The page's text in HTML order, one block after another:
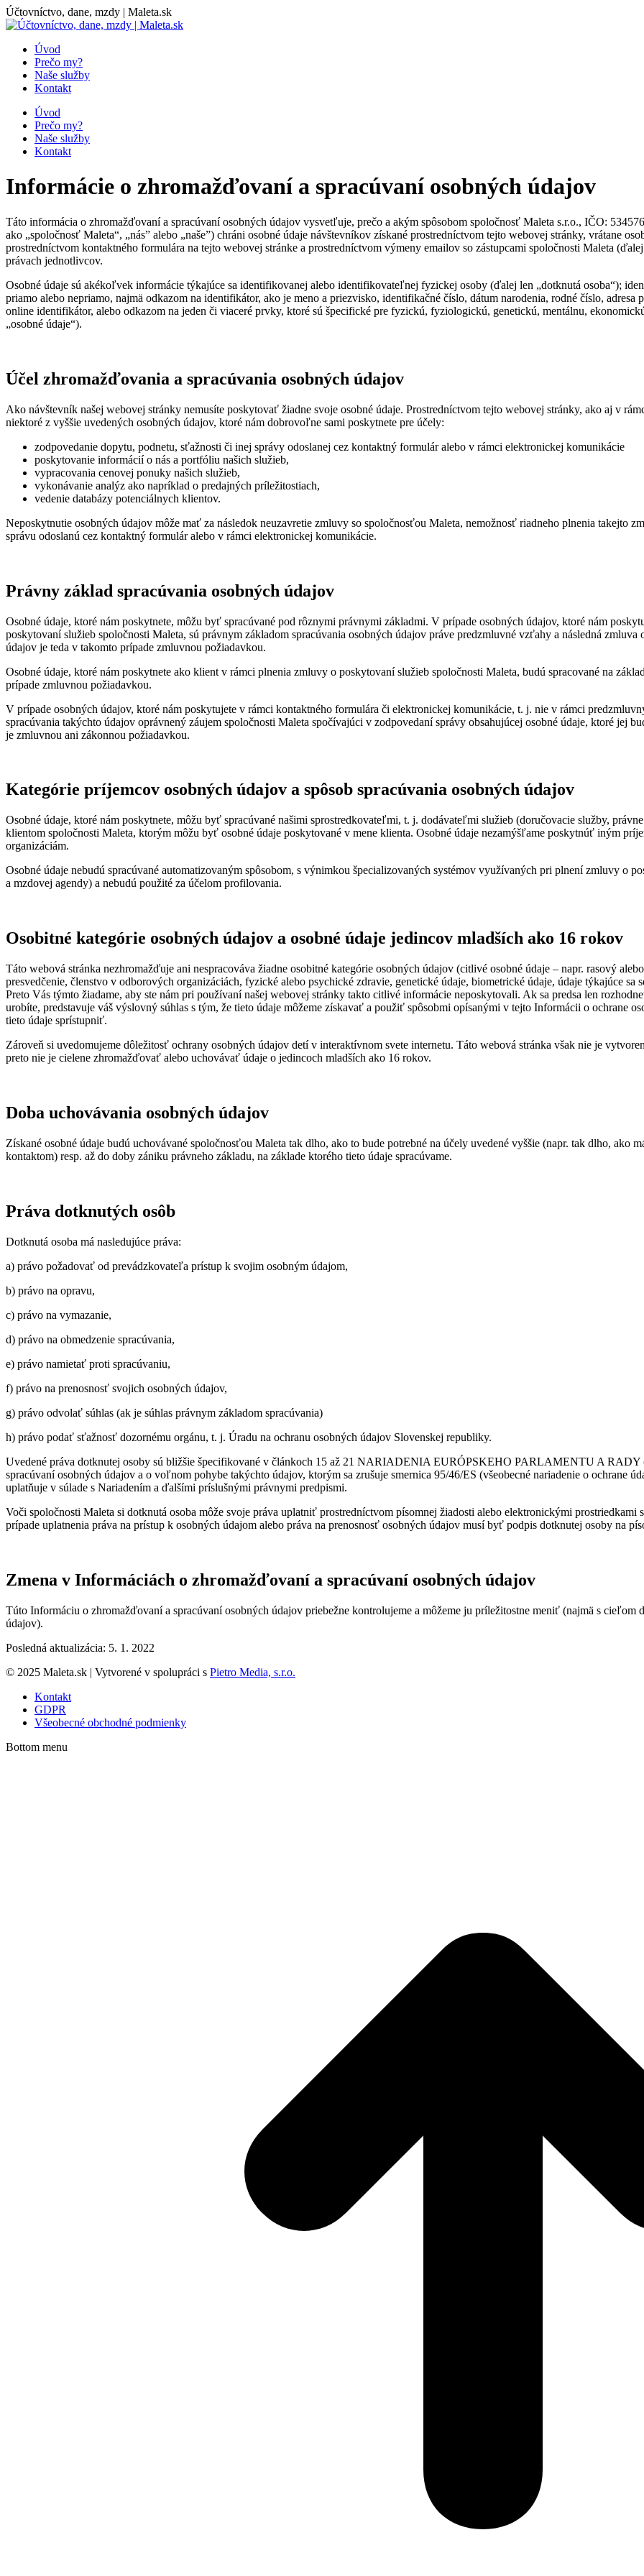
Skip
to
Účtovníctvo, dane, mzdy | Maleta.sk
Úvod
Prečo my?
Naše služby
Kontakt
Úvod
Prečo my?
Naše služby
Kontakt
Informácie o zhromažďovaní a spracúvaní osobných údajov
Táto informácia o zhromažďovaní a spracúvaní osobných údajov vysvetľuje, prečo a akým spôsobom spoločnosť Maleta s.r.o., IČO:
ako „spoločnosť Maleta“, „nás” alebo „naše”) chráni osobné údaje návštevníkov získané prostredníctvom tejto webovej stránky, vrátane
prostredníctvom kontaktného formulára na tejto webovej stránke a prostredníctvom výmeny emailov so zástupcami spoločnosti Maleta
právach jednotlivcov.
Osobné údaje sú akékoľvek informácie týkajúce sa identifikovanej alebo identifikovateľnej fyzickej osoby (ďalej len „dotknutá osoba“);
priamo alebo nepriamo, najmä odkazom na identifikátor, ako je meno a priezvisko, identifikačné číslo, dátum narodenia, rodné číslo,
online identifikátor, alebo odkazom na jeden či viaceré prvky, ktoré sú špecifické pre fyzickú, fyziologickú, genetickú, mentálnu,
„osobné údaje“).
Účel zhromažďovania a spracúvania osobných údajov
Ako návštevník našej webovej stránky nemusíte poskytovať žiadne svoje osobné údaje. Prostredníctvom tejto webovej stránky, ako aj v
niektoré z vyššie uvedených osobných údajov, ktoré nám dobrovoľne sami poskytnete pre účely:
zodpovedanie dopytu, podnetu, sťažnosti či inej správy odoslanej cez kontaktný formulár alebo v rámci elektronickej komunikácie
poskytovanie informácií o nás a portfóliu našich služieb,
vypracovania cenovej ponuky našich služieb,
vykonávanie analýz ako napríklad o predajných príležitostiach,
vedenie databázy potenciálnych klientov.
Neposkytnutie osobných údajov môže mať za následok neuzavretie zmluvy so spoločnosťou Maleta, nemožnosť riadneho plnenia takejto
správu odoslanú cez kontaktný formulár alebo v rámci elektronickej komunikácie.
Právny základ spracúvania osobných údajov
Osobné údaje, ktoré nám poskytnete, môžu byť spracúvané pod rôznymi právnymi základmi. V prípade osobných údajov, ktoré nám
poskytovaní služieb spoločnosti Maleta, sú právnym základom spracúvania osobných údajov práve predzmluvné vzťahy a následná
údajov je teda v takomto prípade zmluvnou požiadavkou.
Osobné údaje, ktoré nám poskytnete ako klient v rámci plnenia zmluvy o poskytovaní služieb spoločnosti Maleta, budú spracované na
prípade zmluvnou požiadavkou.
V prípade osobných údajov, ktoré nám poskytujete v rámci kontaktného formulára či elektronickej komunikácie, t. j. nie v rámci
spracúvania takýchto údajov oprávnený záujem spoločnosti Maleta spočívajúci v zodpovedaní správy obsahujúcej osobné údaje, ktoré jej
je zmluvnou ani zákonnou požiadavkou.
Kategórie príjemcov osobných údajov a spôsob spracúvania osobných údajov
Osobné údaje, ktoré nám poskytnete, môžu byť spracúvané našimi sprostredkovateľmi, t. j. dodávateľmi služieb (doručovacie služby,
klientom spoločnosti Maleta, ktorým môžu byť osobné údaje poskytované v mene klienta. Osobné údaje nezamýšľame poskytnúť iným
organizáciám.
Osobné údaje nebudú spracúvané automatizovaným spôsobom, s výnimkou špecializovaných systémov využívaných pri plnení zmluvy o
a mzdovej agendy) a nebudú použité za účelom profilovania.
Osobitné kategórie osobných údajov a osobné údaje jedincov mladších ako 16 rokov
Táto webová stránka nezhromažďuje ani nespracováva žiadne osobitné kategórie osobných údajov (citlivé osobné údaje – napr. rasový
presvedčenie, členstvo v odborových organizáciách, fyzické alebo psychické zdravie, genetické údaje, biometrické údaje, údaje týkajúce sa
Preto Vás týmto žiadame, aby ste nám pri používaní našej webovej stránky takto citlivé informácie neposkytovali. Ak sa predsa len
urobíte, predstavuje váš výslovný súhlas s tým, že tieto údaje môžeme získavať a použiť spôsobmi opísanými v tejto Informácii o ochrane
tieto údaje sprístupniť.
Zároveň si uvedomujeme dôležitosť ochrany osobných údajov detí v interaktívnom svete internetu. Táto webová stránka však nie je
preto nie je cielene zhromažďovať alebo uchovávať údaje o jedincoch mladších ako 16 rokov.
Doba uchovávania osobných údajov
Získané osobné údaje budú uchovávané spoločnosťou Maleta tak dlho, ako to bude potrebné na účely uvedené vyššie (napr. tak dlho, ako
kontaktom) resp. až do doby zániku právneho základu, na základe ktorého tieto údaje spracúvame.
Práva dotknutých osôb
Dotknutá osoba má nasledujúce práva:
a) právo požadovať od prevádzkovateľa prístup k svojim osobným údajom,
b) právo na opravu,
c) právo na vymazanie,
d) právo na obmedzenie spracúvania,
e) právo namietať proti spracúvaniu,
f) právo na prenosnosť svojich osobných údajov,
g) právo odvolať súhlas (ak je súhlas právnym základom spracúvania)
h) právo podať sťažnosť dozornému orgánu, t. j. Úradu na ochranu osobných údajov Slovenskej republiky.
Uvedené práva dotknutej osoby sú bližšie špecifikované v článkoch 15 až 21 NARIADENIA EURÓPSKEHO PARLAMENTU A RADY
spracúvaní osobných údajov a o voľnom pohybe takýchto údajov, ktorým sa zrušuje smernica 95/46/ES (všeobecné nariadenie o ochrane
uplatňuje v súlade s Nariadením a ďalšími príslušnými právnymi predpismi.
Voči spoločnosti Maleta si dotknutá osoba môže svoje práva uplatniť prostredníctvom písomnej žiadosti alebo elektronickými
prípade uplatnenia práva na prístup k osobných údajom alebo práva na prenosnosť osobných údajov musí byť podpis dotknutej osoby na
Zmena v Informáciách o zhromažďovaní a spracúvaní osobných údajov
Túto Informáciu o zhromažďovaní a spracúvaní osobných údajov priebežne kontrolujeme a môžeme ju príležitostne meniť (najmä s cieľom
údajov).
Posledná aktualizácia: 5. 1. 2022
© 2025 Maleta.sk | Vytvorené v spolupráci s Pietro Media, s.r.o.
Kontakt
GDPR
Všeobecné obchodné podmienky
Bottom menu